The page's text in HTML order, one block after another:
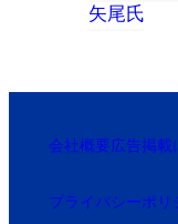
矢尾氏
会社概要広告掲載
プライバシーポリ